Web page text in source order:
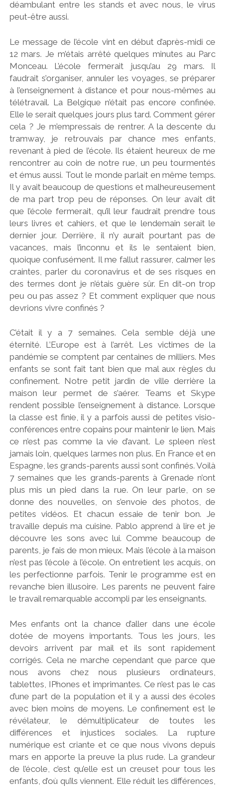
déambulant entre les stands et avec nous, le virus
peut-être aussi.
Le message de l’école vint en début d’après-midi ce
12 mars. Je m’étais arrêté quelques minutes au Parc
Monceau. L’école fermerait jusqu’au 29 mars. Il
faudrait s’organiser, annuler les voyages, se préparer
à l’enseignement à distance et pour nous-mêmes au
télétravail. La Belgique n’était pas encore confinée.
Elle le serait quelques jours plus tard. Comment gérer
cela ? Je m’empressais de rentrer. A la descente du
tramway, je retrouvais par chance mes enfants,
revenant à pied de l’école. Ils étaient heureux de me
rencontrer au coin de notre rue, un peu tourmentés
et émus aussi. Tout le monde parlait en même temps.
Il y avait beaucoup de questions et malheureusement
de ma part trop peu de réponses. On leur avait dit
que l’école fermerait, qu’il leur faudrait prendre tous
leurs livres et cahiers, et que le lendemain serait le
dernier jour. Derrière, il n’y aurait pourtant pas de
vacances, mais l’inconnu et ils le sentaient bien,
quoique confusément. Il me fallut rassurer, calmer les
craintes, parler du coronavirus et de ses risques en
des termes dont je n’étais guère sûr. En dit-on trop
peu ou pas assez ? Et comment expliquer que nous
devrions vivre confinés ?
C’était il y a 7 semaines. Cela semble déjà une
éternité. L’Europe est à l’arrêt. Les victimes de la
pandémie se comptent par centaines de milliers. Mes
enfants se sont fait tant bien que mal aux règles du
confinement. Notre petit jardin de ville derrière la
maison leur permet de s’aérer. Teams et Skype
rendent possible l’enseignement à distance. Lorsque
la classe est finie, il y a parfois aussi de petites visio-
conférences entre copains pour maintenir le lien. Mais
ce n’est pas comme la vie d’avant. Le spleen n’est
jamais loin, quelques larmes non plus. En France et en
Espagne, les grands-parents aussi sont confinés. Voilà
7 semaines que les grands-parents à Grenade n’ont
plus mis un pied dans la rue. On leur parle, on se
donne des nouvelles, on s’envoie des photos, de
petites vidéos. Et chacun essaie de tenir bon. Je
travaille depuis ma cuisine. Pablo apprend à lire et je
découvre les sons avec lui. Comme beaucoup de
parents, je fais de mon mieux. Mais l’école à la maison
n’est pas l’école à l’école. On entretient les acquis, on
les perfectionne parfois. Tenir le programme est en
revanche bien illusoire. Les parents ne peuvent faire
le travail remarquable accompli par les enseignants.
Mes enfants ont la chance d’aller dans une école
dotée de moyens importants. Tous les jours, les
devoirs arrivent par mail et ils sont rapidement
corrigés. Cela ne marche cependant que parce que
nous avons chez nous plusieurs ordinateurs,
tablettes, IPhones et imprimantes. Ce n’est pas le cas
d’une part de la population et il y a aussi des écoles
avec bien moins de moyens. Le confinement est le
révélateur, le démultiplicateur de toutes les
différences et injustices sociales. La rupture
numérique est criante et ce que nous vivons depuis
mars en apporte la preuve la plus rude. La grandeur
de l’école, c’est qu’elle est un creuset pour tous les
enfants, d’où qu’ils viennent. Elle réduit les différences,